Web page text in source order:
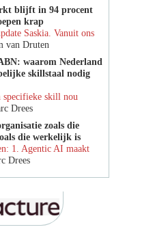
blijft in 94 procent
krap
Saskia. Vanuit ons
van Druten
waarom Nederland
skillstaal nodig
specifieke skill nou
Drees
zoals die
die werkelijk is
1. Agentic AI maakt
Drees